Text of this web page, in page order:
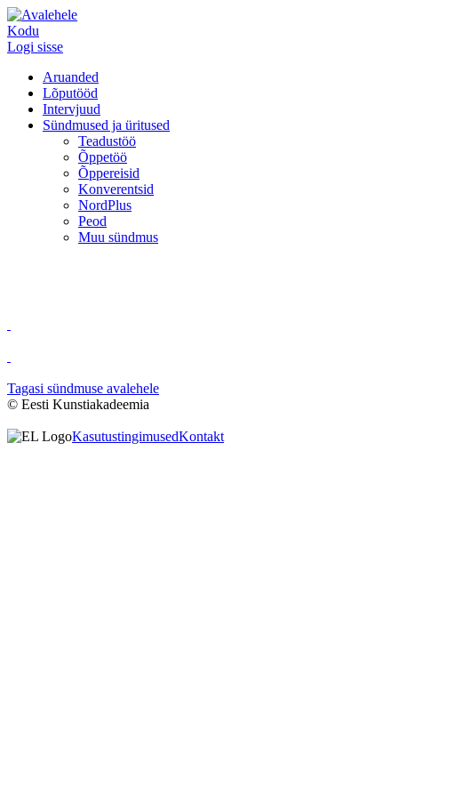
Kodu
Logi sisse
Aruanded
Lõputööd
Intervjuud
Sündmused ja üritused
Teadustöö
Õppetöö
Õppereisid
Konverentsid
NordPlus
Peod
Muu sündmus
Tagasi sündmuse avalehele
© Eesti Kunstiakadeemia
KasutustingimusedKontakt